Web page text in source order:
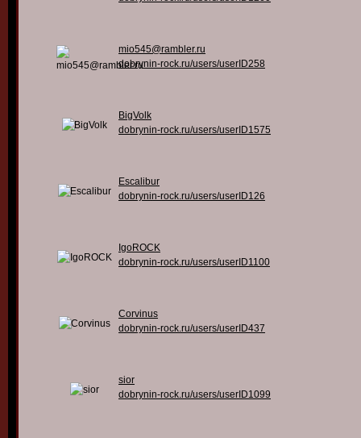
mio545@rambler.ru
dobrynin-rock.ru/users/userID258
BigVolk
dobrynin-rock.ru/users/userID1575
Escalibur
dobrynin-rock.ru/users/userID126
IgoROCK
dobrynin-rock.ru/users/userID1100
Corvinus
dobrynin-rock.ru/users/userID437
sior
dobrynin-rock.ru/users/userID1099